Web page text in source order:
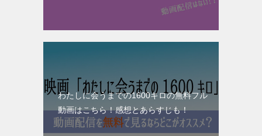
わたしに会うまでの1600キロの無料フル
動画はこちら！感想とあらすじも！